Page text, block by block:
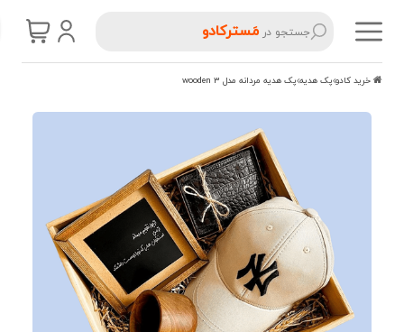
جستجو درمَسترکادو
پک هدیه پک هدیه مردانه مدل wooden 3